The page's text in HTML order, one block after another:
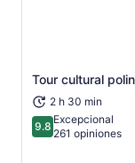
Tour cultural
2 h 30 min
9.89.8 de 10
Excepcional
261 opiniones